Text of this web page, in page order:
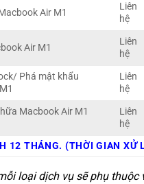
Air M1
Liên
hệ
Air M1
Liên
hệ
Phá mật khẩu
Liên
hệ
Macbook Air M1
Liên
hệ
12 THÁNG. (THỜI GIAN XỬ
loại dịch vụ sẽ phụ thuộc